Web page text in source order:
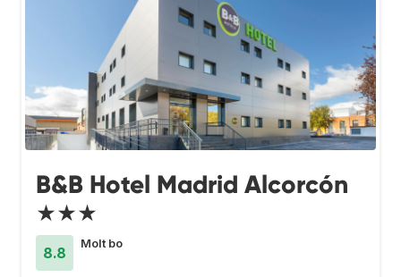
B&B Hotel Madrid Alcorcón
★★★
8.8
Molt bo